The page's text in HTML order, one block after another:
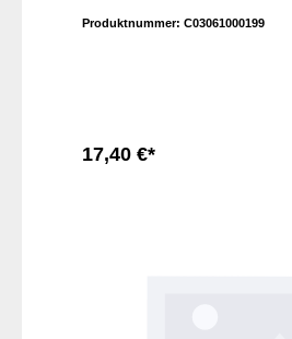
Produktnummer: C03061000199
17,40 €*